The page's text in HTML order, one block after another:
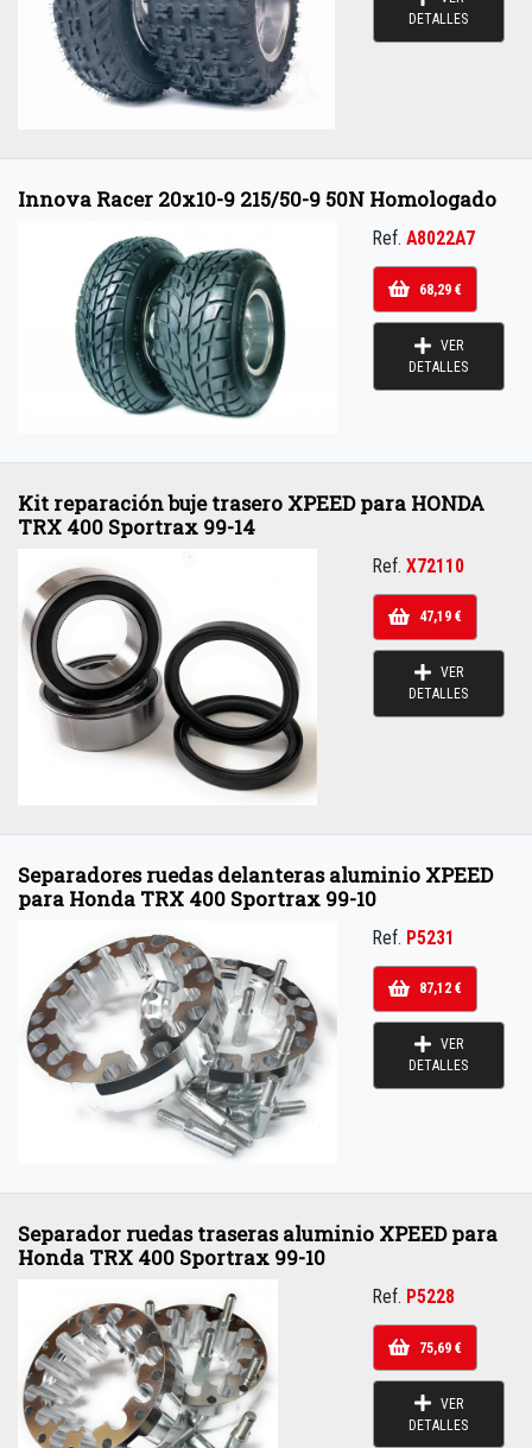
DETALLES
Innova Racer 20x10-9 215/50-9 50N Homologado
Ref. A8022A7
68,29 €
VER
DETALLES
Kit reparación buje trasero XPEED para HONDA
TRX 400 Sportrax 99-14
Ref. X72110
47,19 €
VER
DETALLES
Separadores ruedas delanteras aluminio XPEED
para Honda TRX 400 Sportrax 99-10
Ref. P5231
87,12 €
VER
DETALLES
Separador ruedas traseras aluminio XPEED para
Honda TRX 400 Sportrax 99-10
Ref. P5228
75,69 €
VER
DETALLES